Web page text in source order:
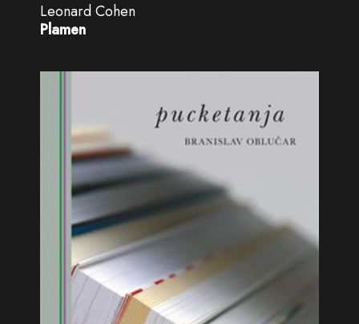
Leonard Cohen
Plamen